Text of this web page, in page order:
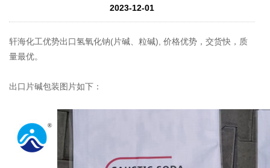
2023-12-01
轩海化工优势出口氢氧化钠(片碱、粒碱), 价格优势，交货快，质
量最优。
出口片碱包装图片如下：